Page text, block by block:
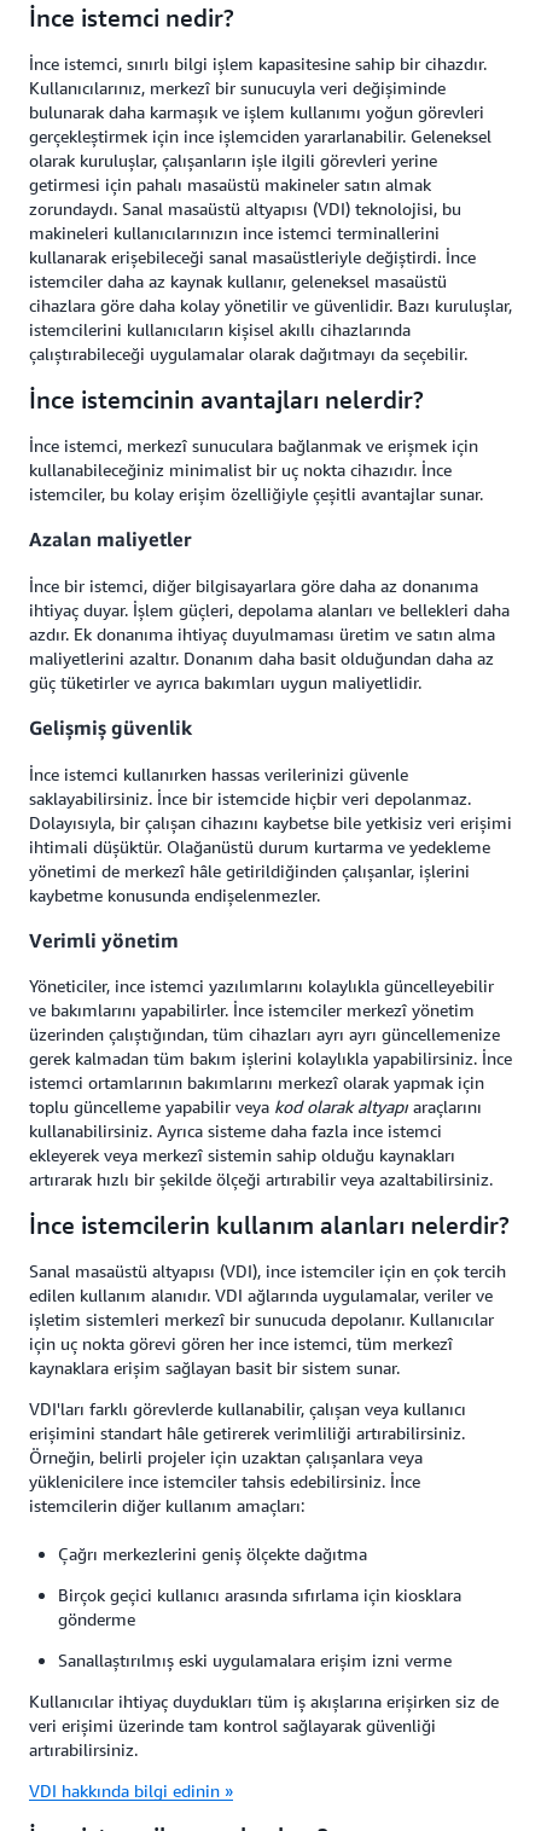
İnce istemci nedir?
İnce istemci, sınırlı bilgi işlem kapasitesine sahip bir cihazdır.
Kullanıcılarınız, merkezî bir sunucuyla veri değişiminde
bulunarak daha karmaşık ve işlem kullanımı yoğun görevleri
gerçekleştirmek için ince işlemciden yararlanabilir. Geleneksel
olarak kuruluşlar, çalışanların işle ilgili görevleri yerine
getirmesi için pahalı masaüstü makineler satın almak
zorundaydı. Sanal masaüstü altyapısı (VDI) teknolojisi, bu
makineleri kullanıcılarınızın ince istemci terminallerini
kullanarak erişebileceği sanal masaüstleriyle değiştirdi. İnce
istemciler daha az kaynak kullanır, geleneksel masaüstü
cihazlara göre daha kolay yönetilir ve güvenlidir. Bazı kuruluşlar,
istemcilerini kullanıcıların kişisel akıllı cihazlarında
çalıştırabileceği uygulamalar olarak dağıtmayı da seçebilir.
İnce istemcinin avantajları nelerdir?
İnce istemci, merkezî sunuculara bağlanmak ve erişmek için
kullanabileceğiniz minimalist bir uç nokta cihazıdır. İnce
istemciler, bu kolay erişim özelliğiyle çeşitli avantajlar sunar.
Azalan maliyetler
İnce bir istemci, diğer bilgisayarlara göre daha az donanıma
ihtiyaç duyar. İşlem güçleri, depolama alanları ve bellekleri daha
azdır. Ek donanıma ihtiyaç duyulmaması üretim ve satın alma
maliyetlerini azaltır. Donanım daha basit olduğundan daha az
güç tüketirler ve ayrıca bakımları uygun maliyetlidir.
Gelişmiş güvenlik
İnce istemci kullanırken hassas verilerinizi güvenle
saklayabilirsiniz. İnce bir istemcide hiçbir veri depolanmaz.
Dolayısıyla, bir çalışan cihazını kaybetse bile yetkisiz veri erişimi
ihtimali düşüktür. Olağanüstü durum kurtarma ve yedekleme
yönetimi de merkezî hâle getirildiğinden çalışanlar, işlerini
kaybetme konusunda endişelenmezler.
Verimli yönetim
Yöneticiler, ince istemci yazılımlarını kolaylıkla güncelleyebilir
ve bakımlarını yapabilirler. İnce istemciler merkezî yönetim
üzerinden çalıştığından, tüm cihazları ayrı ayrı güncellemenize
gerek kalmadan tüm bakım işlerini kolaylıkla yapabilirsiniz. İnce
istemci ortamlarının bakımlarını merkezî olarak yapmak için
toplu güncelleme yapabilir veya kod olarak altyapıaraçlarını
kullanabilirsiniz. Ayrıca sisteme daha fazla ince istemci
ekleyerek veya merkezî sistemin sahip olduğu kaynakları
artırarak hızlı bir şekilde ölçeği artırabilir veya azaltabilirsiniz.
İnce istemcilerin kullanım alanları nelerdir?
Sanal masaüstü altyapısı (VDI), ince istemciler için en çok tercih
edilen kullanım alanıdır. VDI ağlarında uygulamalar, veriler ve
işletim sistemleri merkezî bir sunucuda depolanır. Kullanıcılar
için uç nokta görevi gören her ince istemci, tüm merkezî
kaynaklara erişim sağlayan basit bir sistem sunar.
VDI'ları farklı görevlerde kullanabilir, çalışan veya kullanıcı
erişimini standart hâle getirerek verimliliği artırabilirsiniz.
Örneğin, belirli projeler için uzaktan çalışanlara veya
yüklenicilere ince istemciler tahsis edebilirsiniz. İnce
istemcilerin diğer kullanım amaçları:
Çağrı merkezlerini geniş ölçekte dağıtma
Birçok geçici kullanıcı arasında sıfırlama için kiosklara
gönderme
Sanallaştırılmış eski uygulamalara erişim izni verme
Kullanıcılar ihtiyaç duydukları tüm iş akışlarına erişirken siz de
veri erişimi üzerinde tam kontrol sağlayarak güvenliği
artırabilirsiniz.
VDI hakkında bilgi edinin »